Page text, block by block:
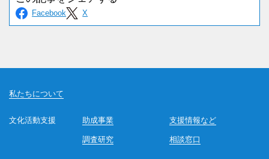
私たちについて
文化活動支援 助成事業
調査研究 相談窓口
支援情報など